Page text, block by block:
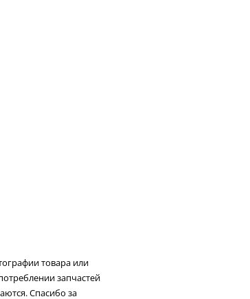
товара или
запчастей
Спасибо за